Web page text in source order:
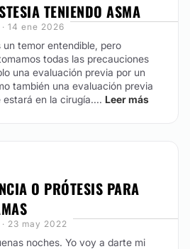
TENIENDO ASMA
14 ene 2026
un temor entendible, pero
todas las precauciones
una evaluación previa por un
también una evaluación previa
en la cirugía.... Leer más
O PRÓTESIS PARA
23 may 2022
noches. Yo voy a darte mi